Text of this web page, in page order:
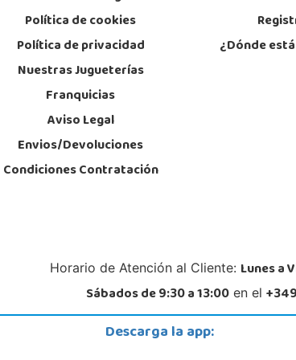
POCAS
Política de cookies
Política de privacidad
Nuestras Jugueterías
Franquicias
Aviso Legal
Envios/Devoluciones
Condiciones Contratación
¿Dónde
Horario de Atención al Cliente: Lunes a
Sábados de 9:30 a 13:00en el
Descarga la app: